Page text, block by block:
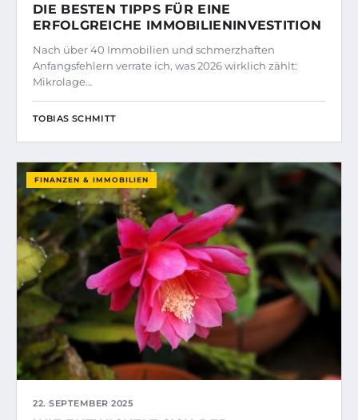
DIE BESTEN TIPPS FÜR EINE
ERFOLGREICHE IMMOBILIENINVESTITION
Nach über 40 Immobilien und schmerzhaften
Anfangsfehlern verrate ich, was 2026 wirklich zählt:
Mikrolage…
TOBIAS SCHMITT
FINANZEN & IMMOBILIEN
22. SEPTEMBER 2025